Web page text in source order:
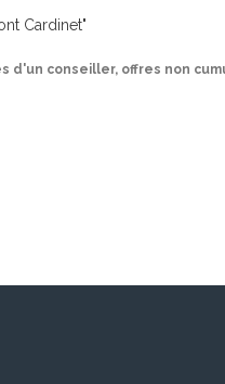
Cardinet"
d'un conseiller, offres non